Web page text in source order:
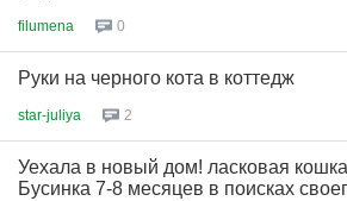
filumena 0
Руки на черного кота в коттедж
star-juliya 2
Уехала в новый дом! ласковая кошка
Бусинка 7-8 месяцев в поисках своег